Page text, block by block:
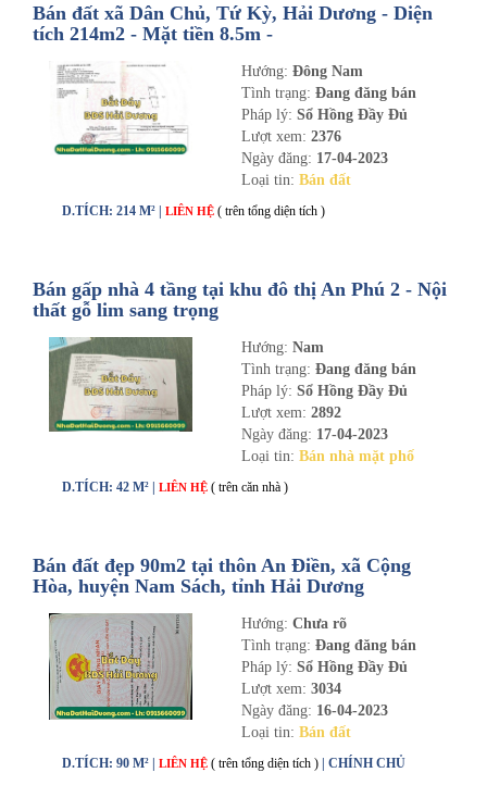
Bán đất xã Dân Chủ, Tứ Kỳ, Hải Dương - Diện
tích 214m2 - Mặt tiền 8.5m -
Hướng: Đông Nam
Tình trạng: Đang đăng bán
Pháp lý: Sổ Hồng Đầy Đủ
Lượt xem: 2376
Ngày đăng: 17-04-2023
Loại tin: Bán đất
D.TÍCH: 214 M² | LIÊN HỆ ( trên tổng diện tích )
Bán gấp nhà 4 tầng tại khu đô thị An Phú 2 - Nội
thất gỗ lim sang trọng
Hướng: Nam
Tình trạng: Đang đăng bán
Pháp lý: Sổ Hồng Đầy Đủ
Lượt xem: 2892
Ngày đăng: 17-04-2023
Loại tin: Bán nhà mặt phố
D.TÍCH: 42 M² | LIÊN HỆ ( trên căn nhà )
Bán đất đẹp 90m2 tại thôn An Điền, xã Cộng
Hòa, huyện Nam Sách, tỉnh Hải Dương
Hướng: Chưa rõ
Tình trạng: Đang đăng bán
Pháp lý: Sổ Hồng Đầy Đủ
Lượt xem: 3034
Ngày đăng: 16-04-2023
Loại tin: Bán đất
D.TÍCH: 90 M² | LIÊN HỆ ( trên tổng diện tích ) | CHÍNH CHỦ